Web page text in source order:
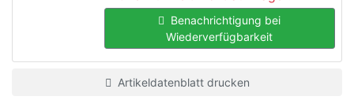
Benachrichtigung bei
Wiederverfügbarkeit
Artikeldatenblatt drucken